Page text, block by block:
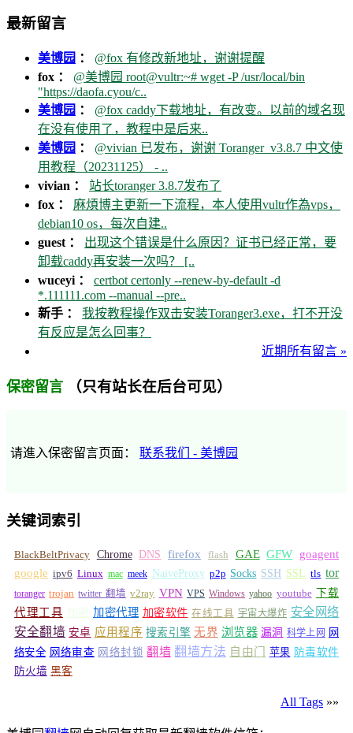
最新留言
美博园 ： @fox 有修改新地址，谢谢提醒
fox ： @美博园 root@vultr:~# wget -P /usr/local/bin
"https://daofa.cyou/c..
美博园 ： @fox caddy下载地址，有改变。以前的域名现
在没有使用了，教程中是后来..
美博园 ： @vivian 已发布，谢谢 Toranger_v3.8.7 中文使
用教程（20231125） - ..
vivian ： 站长toranger 3.8.7发布了
fox ： 麻煩博主更新一下流程，本人使用vultr作為vps，
debian10 os，每次自建..
guest ： 出现这个错误是什么原因？证书已经正常，要
卸载caddy再安装一次吗？ [..
wuceyi ： certbot certonly --renew-by-default -d
*.111111.com --manual --pre..
新手 ： 我按教程操作双击安装Toranger3.exe，打不开没
有反应是怎么回事？
近期所有留言 »
保密留言 （只有站长在后台可见）
请進入保密留言页面： 联系我们 - 美博园
关键词索引
BlackBeltPrivacy Chrome DNS firefox flash GAE GFW
goagent
google ipv6 Linux mac meek NaiveProxy p2p Socks SSH SSL tls tor
toranger trojan twitter 翻墙 v2ray VPN VPS Windows yahoo youtube 下载
代理工具 加密代理 加密软件 在线工具 宇宙大爆炸 安全网络
安全翻墙 安卓 应用程序 搜索引擎 无界 浏览器 漏洞 科学上网 网
络安全 网络审查 网络封锁 翻墙 翻墙方法 自由门 苹果 防毒软件
防火墙 黑客
All Tags »»